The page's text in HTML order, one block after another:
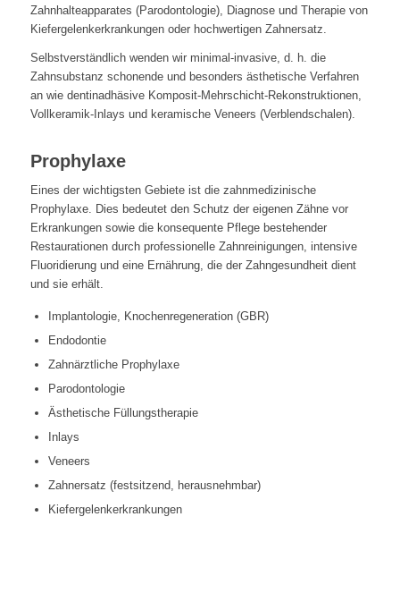
Zahnhalteapparates (Parodontologie), Diagnose und Therapie von
Kiefergelenkerkrankungen oder hochwertigen Zahnersatz.
Selbstverständlich wenden wir minimal-invasive, d. h. die
Zahnsubstanz schonende und besonders ästhetische Verfahren
an wie dentinadhäsive Komposit-Mehrschicht-Rekonstruktionen,
Vollkeramik-Inlays und keramische Veneers (Verblendschalen).
Prophylaxe
Eines der wichtigsten Gebiete ist die zahnmedizinische
Prophylaxe. Dies bedeutet den Schutz der eigenen Zähne vor
Erkrankungen sowie die konsequente Pflege bestehender
Restaurationen durch professionelle Zahnreinigungen, intensive
Fluoridierung und eine Ernährung, die der Zahngesundheit dient
und sie erhält.
Implantologie, Knochenregeneration (GBR)
Endodontie
Zahnärztliche Prophylaxe
Parodontologie
Ästhetische Füllungstherapie
Inlays
Veneers
Zahnersatz (festsitzend, herausnehmbar)
Kiefergelenkerkrankungen